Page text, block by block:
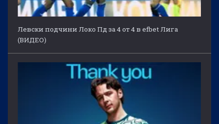
Левски подчини Локо Пд за 4 от 4 в efbet Лига
(ВИДЕО)